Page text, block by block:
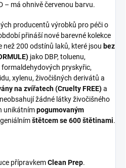
– má ohnivě červenou barvu.
producentů výrobků pro péči o
přináší nové barevné kolekce
než 200 odstínů laků, které jsou bez
jako DBP, toluenu,
pryskyřic,
xylenu, živočišných derivátů a
na zvířatech (Cruelty FREE)a
žádné látky živočišného
unikátnímpogumovaným
štětcem se 600 štětinami.
přípravkemClean Prep.